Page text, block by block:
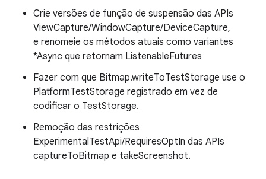
Crie versões de função de suspensão das APIs
ViewCapture/WindowCapture/DeviceCapture,
e renomeie os métodos atuais como variantes
*Async que retornam ListenableFutures
Fazer com que Bitmap.writeToTestStorage use o
PlatformTestStorage registrado em vez de
codificar o TestStorage.
Remoção das restrições
ExperimentalTestApi/RequiresOptIn das APIs
captureToBitmap e takeScreenshot.